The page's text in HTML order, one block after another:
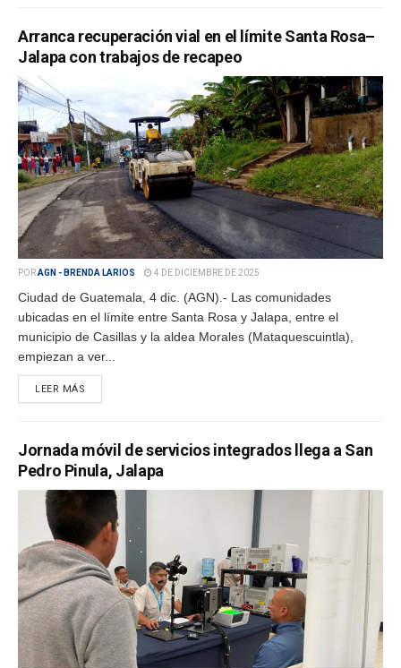
Arranca recuperación vial en el límite Santa Rosa–
Jalapa con trabajos de recapeo
PORAGN - BRENDA LARIOS 4 DE DICIEMBRE DE 2025
Ciudad de Guatemala, 4 dic. (AGN).- Las comunidades
ubicadas en el límite entre Santa Rosa y Jalapa, entre el
municipio de Casillas y la aldea Morales (Mataquescuintla),
empiezan a ver...
LEER MÁS
Jornada móvil de servicios integrados llega a San
Pedro Pinula, Jalapa